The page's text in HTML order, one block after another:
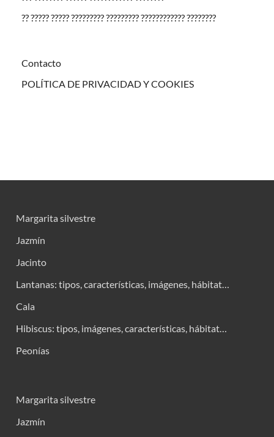
?? ????? ????? ????????? ????????? ???????????? ????????
Contacto
POLÍTICA DE PRIVACIDAD Y COOKIES
Margarita silvestre
Jazmín
Jacinto
Lantanas: tipos, características, imágenes, hábitat…
Cala
Hibiscus: tipos, imágenes, características, hábitat…
Peonías
Margarita silvestre
Jazmín